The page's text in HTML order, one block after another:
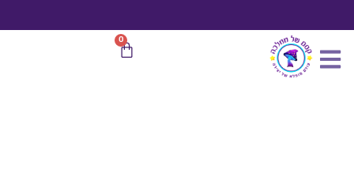
לתוכן
בהזמנות מעל 599 ₪ 0
עגלת
תיקי
אוצרות
-